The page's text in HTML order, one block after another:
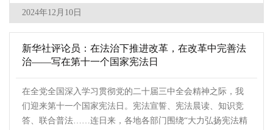
2024年12月10日
新华社评论员：在法治下推进改革，在改革中完善法
治——写在第十一个国家宪法日
在全党全国深入学习贯彻党的二十届三中全会精神之际，我
们迎来第十一个国家宪法日。宪法宣誓、宪法晨读、知识竞
答、联合普法……连日来，各地各部门围绕“大力弘扬宪法精